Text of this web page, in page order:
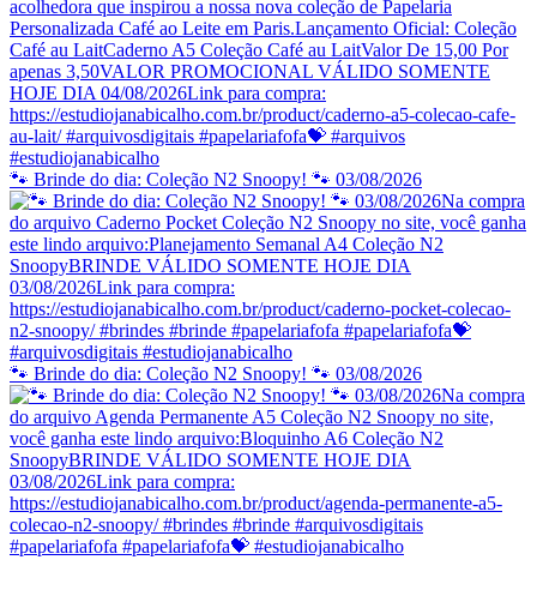
🐾 Brinde do dia: Coleção N2 Snoopy! 🐾 03/08/2026
🐾 Brinde do dia: Coleção N2 Snoopy! 🐾 03/08/2026